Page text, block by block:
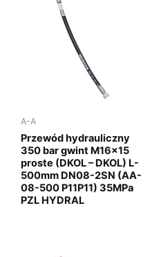
A-A
Przewód hydrauliczny
350 bar gwint M16x15
proste (DKOL – DKOL) L-
500mm DN08-2SN (AA-
08-500 P11P11) 35MPa
PZL HYDRAL